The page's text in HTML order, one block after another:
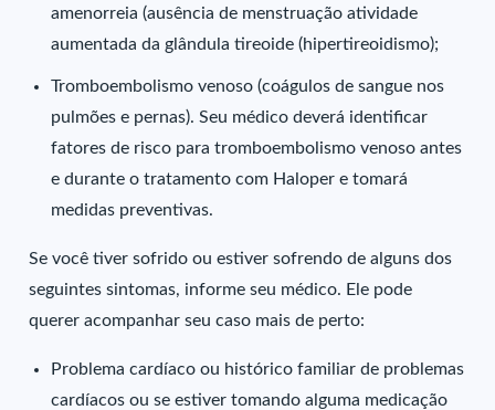
amenorreia (ausência de menstruação atividade
aumentada da glândula tireoide (hipertireoidismo);
Tromboembolismo venoso (coágulos de sangue nos
pulmões e pernas). Seu médico deverá identificar
fatores de risco para tromboembolismo venoso antes
e durante o tratamento com Haloper e tomará
medidas preventivas.
Se você tiver sofrido ou estiver sofrendo de alguns dos
seguintes sintomas, informe seu médico. Ele pode
querer acompanhar seu caso mais de perto:
Problema cardíaco ou histórico familiar de problemas
cardíacos ou se estiver tomando alguma medicação